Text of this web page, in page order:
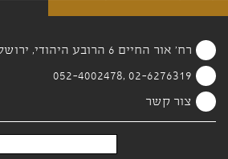
רח' אור החיים 6 הרובע היהודי, ירושלים
02-6276319 ,052-4002478
צור קשר